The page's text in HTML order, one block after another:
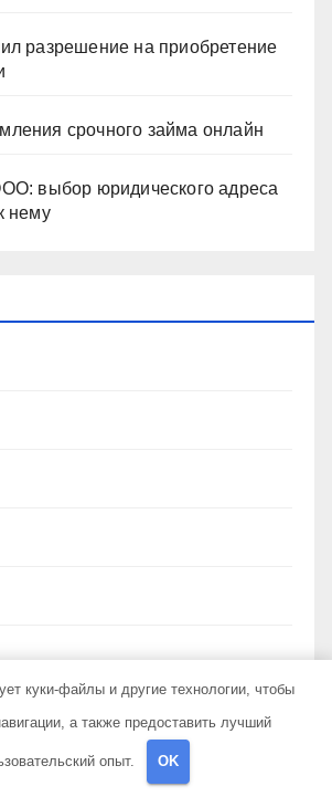
разрешение на приобретение
срочного займа онлайн
выбор юридического адреса
нему
куки-файлы и другие технологии, чтобы
а также предоставить лучший
опыт. OK